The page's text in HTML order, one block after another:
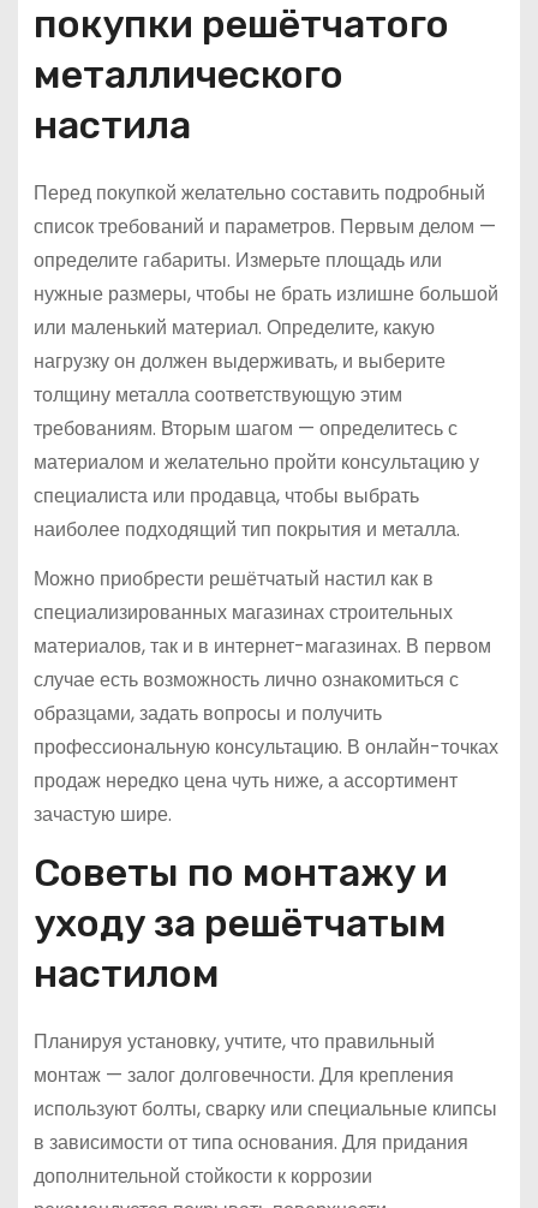
покупки решётчатого
металлического
настила
Перед покупкой желательно составить подробный
список требований и параметров. Первым делом —
определите габариты. Измерьте площадь или
нужные размеры, чтобы не брать излишне большой
или маленький материал. Определите, какую
нагрузку он должен выдерживать, и выберите
толщину металла соответствующую этим
требованиям. Вторым шагом — определитесь с
материалом и желательно пройти консультацию у
специалиста или продавца, чтобы выбрать
наиболее подходящий тип покрытия и металла.
Можно приобрести решётчатый настил как в
специализированных магазинах строительных
материалов, так и в интернет-магазинах. В первом
случае есть возможность лично ознакомиться с
образцами, задать вопросы и получить
профессиональную консультацию. В онлайн-точках
продаж нередко цена чуть ниже, а ассортимент
зачастую шире.
Советы по монтажу и
уходу за решётчатым
настилом
Планируя установку, учтите, что правильный
монтаж — залог долговечности. Для крепления
используют болты, сварку или специальные клипсы
в зависимости от типа основания. Для придания
дополнительной стойкости к коррозии